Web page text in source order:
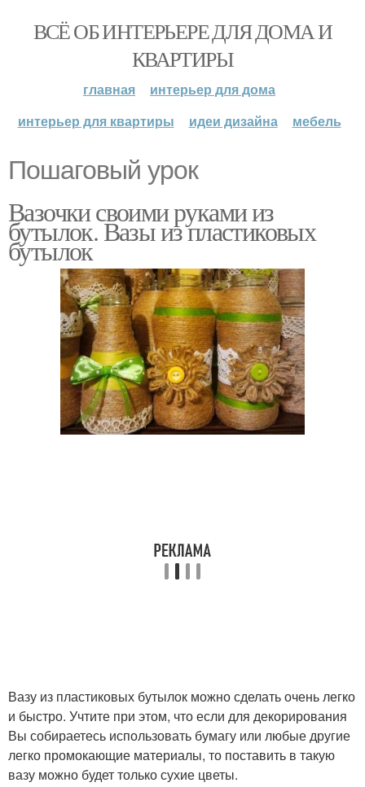
ВСЁ ОБ ИНТЕРЬЕРЕ ДЛЯ ДОМА И
КВАРТИРЫ
главная
интерьер для дома
интерьер для квартиры
идеи дизайна мебель
Пошаговый урок
Вазочки своими руками из
бутылок. Вазы из пластиковых
бутылок
Вазу из пластиковых бутылок можно сделать очень легко
и быстро. Учтите при этом, что если для декорирования
Вы собираетесь использовать бумагу или любые другие
легко промокающие материалы, то поставить в такую
вазу можно будет только сухие цветы.